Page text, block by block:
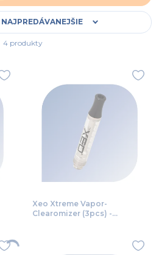
NAJPREDÁVANEJŠIE
4 produkty
Xeo Xtreme Vapor-
Clearomizer (3pcs) -